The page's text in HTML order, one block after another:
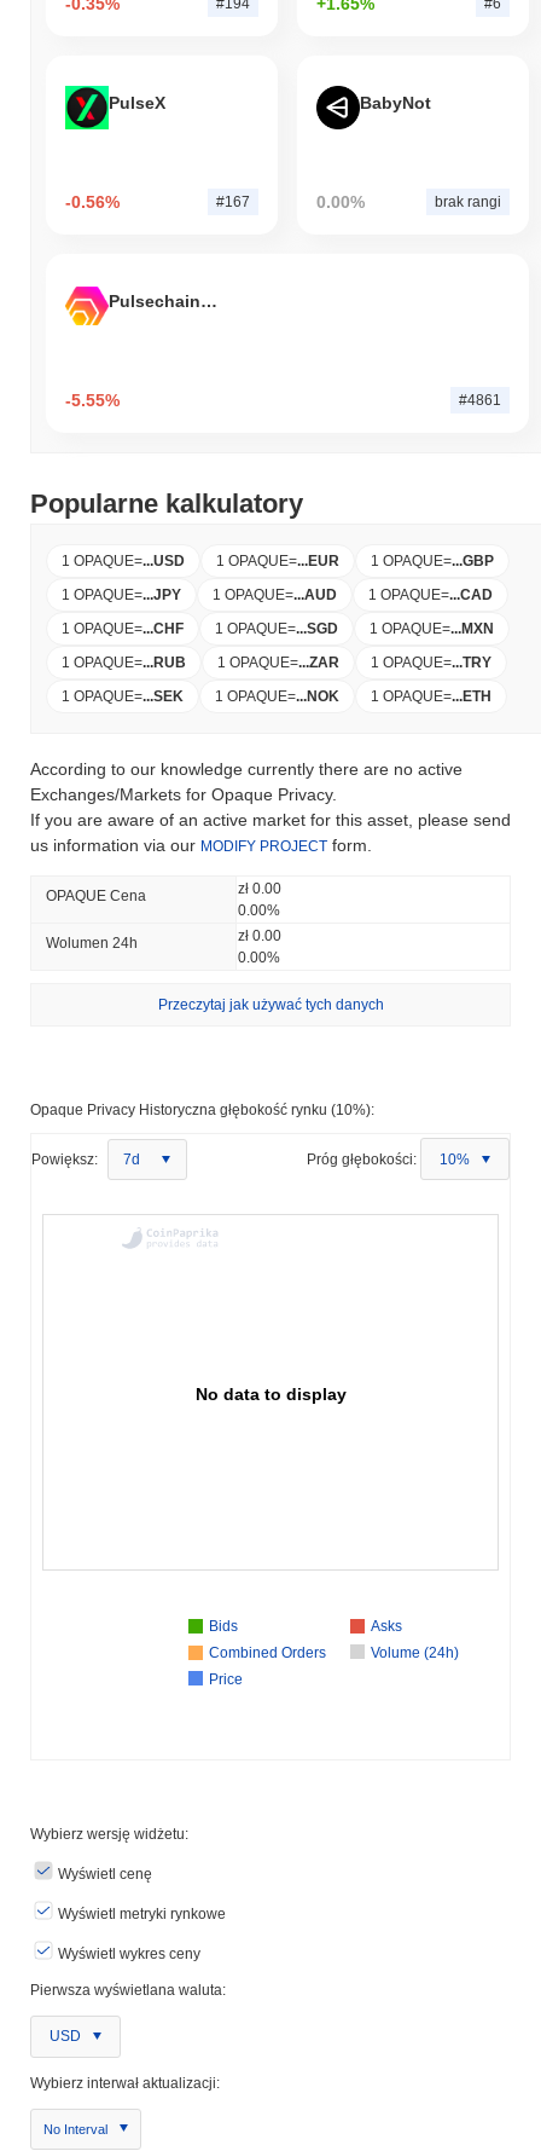
PulseX
-0.56% #167
BabyNot
0.00% brak rangi
Pulsechain Bridged HEX (Pulsechain)
-5.55% #4861
Popularne kalkulatory
1 OPAQUE=...USD 1 OPAQUE=...EUR 1 OPAQUE=...GBP
1 OPAQUE=...JPY 1 OPAQUE=...AUD 1 OPAQUE=...CAD
1 OPAQUE=...CHF 1 OPAQUE=...SGD 1 OPAQUE=...MXN
1 OPAQUE=...RUB 1 OPAQUE=...ZAR 1 OPAQUE=...TRY
1 OPAQUE=...SEK 1 OPAQUE=...NOK 1 OPAQUE=...ETH
According to our knowledge currently there are no active
Exchanges/Markets for Opaque Privacy.
If you are aware of an active market for this asset, please send
us information via our MODIFY PROJECT form.
OPAQUE Cena
zł 0.00
0.00%
Wolumen 24h
zł 0.00
0.00%
Przeczytaj jak używać tych danych
Opaque Privacy Historyczna głębokość rynku (10%):
Powiększ: 7d Próg głębokości: 10%
No data to display
Bids
Asks
Combined Orders
Volume (24h)
Price
Wybierz wersję widżetu:
Wyświetl cenę
Wyświetl metryki rynkowe
Wyświetl wykres ceny
Pierwsza wyświetlana waluta:
USD
Wybierz interwał aktualizacji:
No Interval